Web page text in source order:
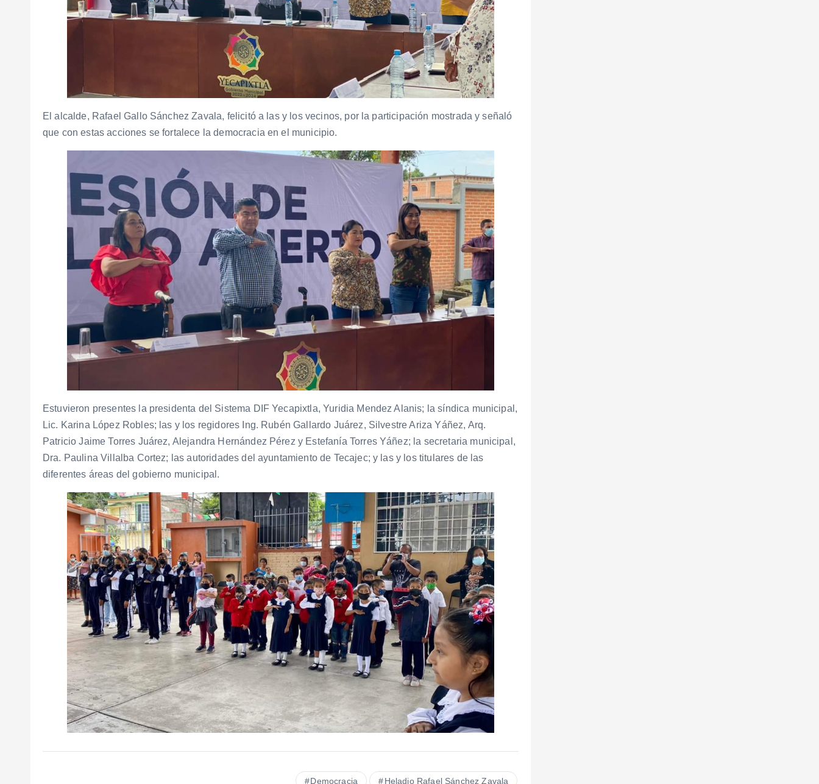
El alcalde, Rafael Gallo Sánchez Zavala, felicitó a las y los vecinos, por la participación mostrada y señaló
que con estas acciones se fortalece la democracia en el municipio.
Estuvieron presentes la presidenta del Sistema DIF Yecapixtla, Yuridia Mendez Alanis; la síndica municipal,
Lic. Karina López Robles; las y los regidores Ing. Rubén Gallardo Juárez, Silvestre Ariza Yáñez, Arq.
Patricio Jaime Torres Juárez, Alejandra Hernández Pérez y Estefanía Torres Yáñez; la secretaria municipal,
Dra. Paulina Villalba Cortez; las autoridades del ayuntamiento de Tecajec; y las y los titulares de las
diferentes áreas del gobierno municipal.
Democracia Heladio Rafael Sánchez Zavala